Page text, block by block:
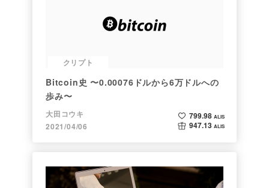
クリプト
Bitcoin史 〜0.00076ドルから6万ドルへの
歩み〜
大田コウキ
2021/04/06
799.98 ALIS
947.13 ALIS